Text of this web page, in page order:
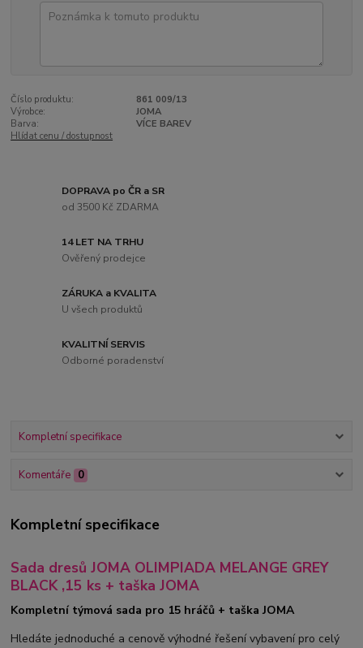
Číslo produktu:
861 009/13
Výrobce:
JOMA
Barva:
VÍCE BAREV
Hlídat cenu / dostupnost
DOPRAVA po ČR a SR
od 3500 Kč ZDARMA
14 LET NA TRHU
Ověřený prodejce
ZÁRUKA a KVALITA
U všech produktů
KVALITNÍ SERVIS
Odborné poradenství
Kompletní specifikace
Komentáře 0
Kompletní specifikace
Sada dresů JOMA OLIMPIADA MELANGE GREY
BLACK ,15 ks + taška JOMA
Kompletní týmová sada pro 15 hráčů + taška JOMA
Hledáte jednoduché a cenově výhodné řešení vybavení pro celý